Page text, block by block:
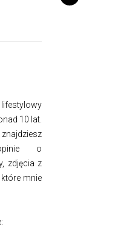
lifestylowy
10 lat.
o
zdjęcia z
mnie